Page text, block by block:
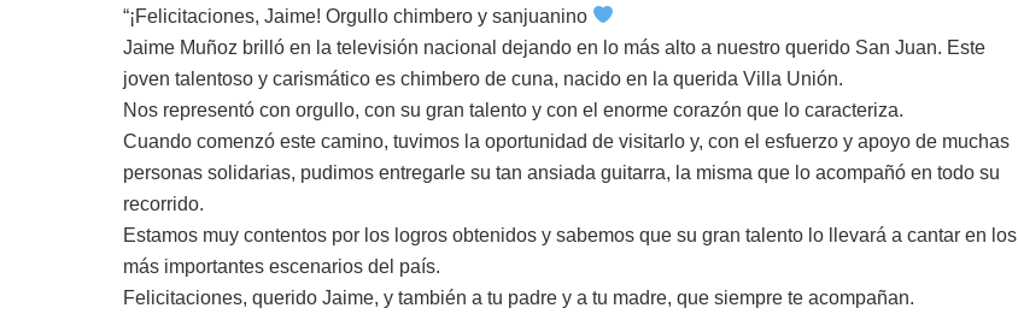
“¡Felicitaciones, Jaime! Orgullo chimbero y sanjuanino
Jaime Muñoz brilló en la televisión nacional dejando en lo más alto a nuestro querido San Juan. Este
joven talentoso y carismático es chimbero de cuna, nacido en la querida Villa Unión.
Nos representó con orgullo, con su gran talento y con el enorme corazón que lo caracteriza.
Cuando comenzó este camino, tuvimos la oportunidad de visitarlo y, con el esfuerzo y apoyo de muchas
personas solidarias, pudimos entregarle su tan ansiada guitarra, la misma que lo acompañó en todo su
recorrido.
Estamos muy contentos por los logros obtenidos y sabemos que su gran talento lo llevará a cantar en los
más importantes escenarios del país.
Felicitaciones, querido Jaime, y también a tu padre y a tu madre, que siempre te acompañan.